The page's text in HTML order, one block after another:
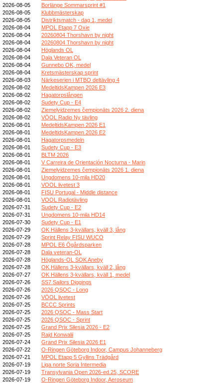
2026-08-05
Borlänge Sommarsprint #1
2026-08-05
Klubbmästerskap
2026-08-05
Distriktsmatch - dag 1, medel
2026-08-04
MPOL Etapp 7 Oxie
2026-08-04
20260804 Thorshavn by night
2026-08-04
20260804 Thorshavn by night
2026-08-04
Höglands OL
2026-08-04
Dala Veteran OL
2026-08-04
Gunnebo OK, medel
2026-08-04
Kretsmästerskap sprint
2026-08-03
Närkeserien i MTBO deltävling 4
2026-08-02
MedeltidsKampen 2026 E3
2026-08-02
Hagatorpslången
2026-08-02
Sudety Cup - E4
2026-08-02
Ziemeļvidzemes čempionāts 2026 2. diena
2026-08-02
VÖOL Radio Ny tävling
2026-08-01
MedeltidsKampen 2026 E1
2026-08-01
MedeltidsKampen 2026 E2
2026-08-01
Hagatorpsmedeln
2026-08-01
Sudety Cup - E3
2026-08-01
BLTM 2026
2026-08-01
V Carreira de Orientación Nocturna - Marin
2026-08-01
Ziemeļvidzemes čempionāts 2026 1. diena
2026-08-01
Ungdomens 10-mila HD20
2026-08-01
VOOL livetest 3
2026-08-01
FISU Portugal - Middle distance
2026-08-01
VOOL Radiotävling
2026-07-31
Sudety Cup - E2
2026-07-31
Ungdomens 10-mila HD14
2026-07-30
Sudety Cup - E1
2026-07-29
OK Hällens 3-kvällars, kväll 3, lång
2026-07-29
Sprint Relay FISU WUCO
2026-07-28
MPOL E6 Ögårdsparken
2026-07-28
Dala veteran-OL
2026-07-28
Höglands-OL SOK Aneby
2026-07-28
OK Hällens 3-kvällars, kväll 2, lång
2026-07-27
OK Hällens 3-kvällars, kväll 1, medel
2026-07-26
SS7 Sailors Diggings
2026-07-26
2026 QSOC - Long
2026-07-26
VÖOL livetest
2026-07-25
BCCC Sprints
2026-07-25
2026 QSOC - Mass Start
2026-07-25
2026 QSOC - Sprint
2026-07-25
Grand Prix Silesia 2026 - E2
2026-07-25
Rajd Konwalii
2026-07-24
Grand Prix Silesia 2026 E1
2026-07-22
O-Ringen Göteborg Indoor, Campus Johanneberg
2026-07-21
MPOL Etapp 5 Gyllins Trädgård
2026-07-19
Liga norte Soria Intermedia
2026-07-19
Transylvania Open 2026-ed.25, SCORE
2026-07-19
O-Ringen Göteborg Indoor, Aeroseum